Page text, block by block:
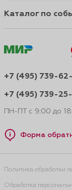
Каталог по
+7 (495) 739-
+7 (495) 739-
ПН-ПТ с 9:00 до
Форма
Политика обработки
Обработка